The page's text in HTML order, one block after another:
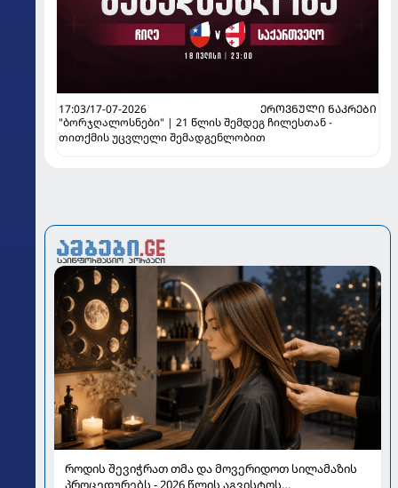
17:03/17-07-2026
ᲔᲠᲝᲕᲜᲣᲚᲘ ᲜᲐᲙᲠᲔᲑᲘ
"ბორჯღალოსნები" | 21 წლის შემდეგ ჩილესთან -
თითქმის უცვლელი შემადგენლობით
როდის შევიჭრათ თმა და მოვერიდოთ სილამაზის
პროცედურებს - 2026 წლის აგვისტოს